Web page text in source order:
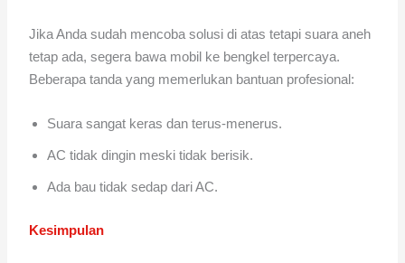
Jika Anda sudah mencoba solusi di atas tetapi suara aneh
tetap ada, segera bawa mobil ke bengkel terpercaya.
Beberapa tanda yang memerlukan bantuan profesional:
Suara sangat keras dan terus-menerus.
AC tidak dingin meski tidak berisik.
Ada bau tidak sedap dari AC.
Kesimpulan